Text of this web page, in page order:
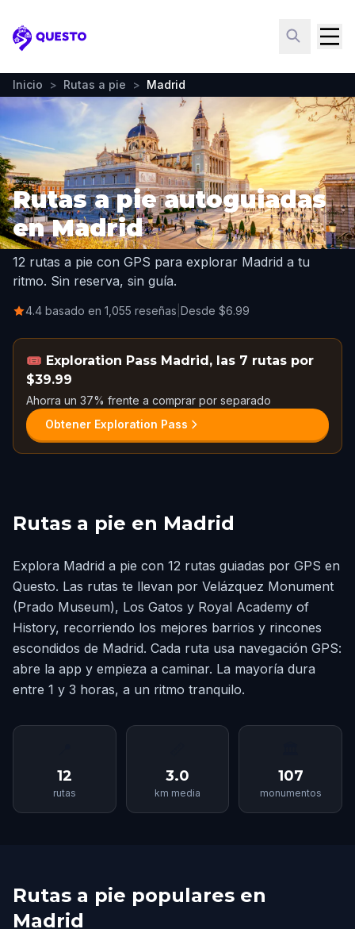
Questo
Inicio > Rutas a pie > Madrid
Rutas a pie autoguiadas
en Madrid
12 rutas a pie con GPS para explorar Madrid a tu
ritmo. Sin reserva, sin guía.
4.4 basado en 1,055 reseñas Desde $6.99
🎟️ Exploration Pass Madrid, las 7 rutas por
$39.99
Ahorra un 37% frente a comprar por separado
Obtener Exploration Pass
Rutas a pie en Madrid
Explora Madrid a pie con 12 rutas guiadas por GPS en
Questo. Las rutas te llevan por Velázquez Monument
(Prado Museum), Los Gatos y Royal Academy of
History, recorriendo los mejores barrios y rincones
escondidos de Madrid. Cada ruta usa navegación GPS:
abre la app y empieza a caminar. La mayoría dura
entre 1 y 3 horas, a un ritmo tranquilo.
12
rutas
3.0
km media
107
monumentos
Rutas a pie populares en
Madrid